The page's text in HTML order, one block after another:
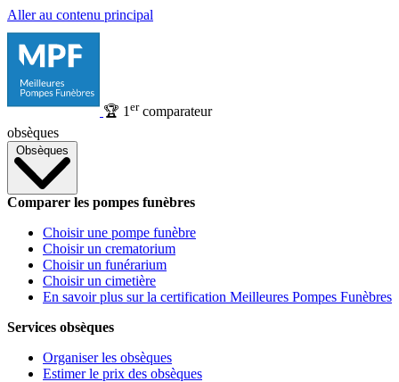
Aller au contenu principal
🏆 1 ercomparateur
obsèques
Obsèques
Comparer les pompes funèbres
Choisir une pompe funèbre
Choisir un crematorium
Choisir un funérarium
Choisir un cimetière
En savoir plus sur la certification Meilleures Pompes Funèbres
Services obsèques
Organiser les obsèques
Estimer le prix des obsèques